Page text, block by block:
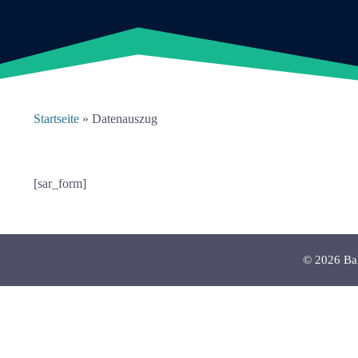
Startseite » Datenauszug
[sar_form]
© 2026